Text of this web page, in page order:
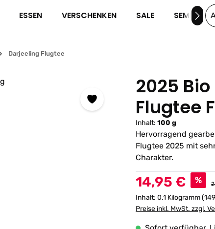
ESSEN VERSCHENKEN SALE SEMINARE
Darjeeling Flugtee
2025
Flugtee
Inhalt: 100 g
Hervorragend
Flugtee 2025 mit
Charakter.
Verkaufspreis:
14,95 € %
Inhalt: 0.1 Kilogramm
Preise inkl. MwSt. zzgl.